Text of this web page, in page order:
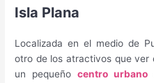
Isla Plana
Localizada en el medio de
otro de los atractivos que ver
un pequeñocentro urbano